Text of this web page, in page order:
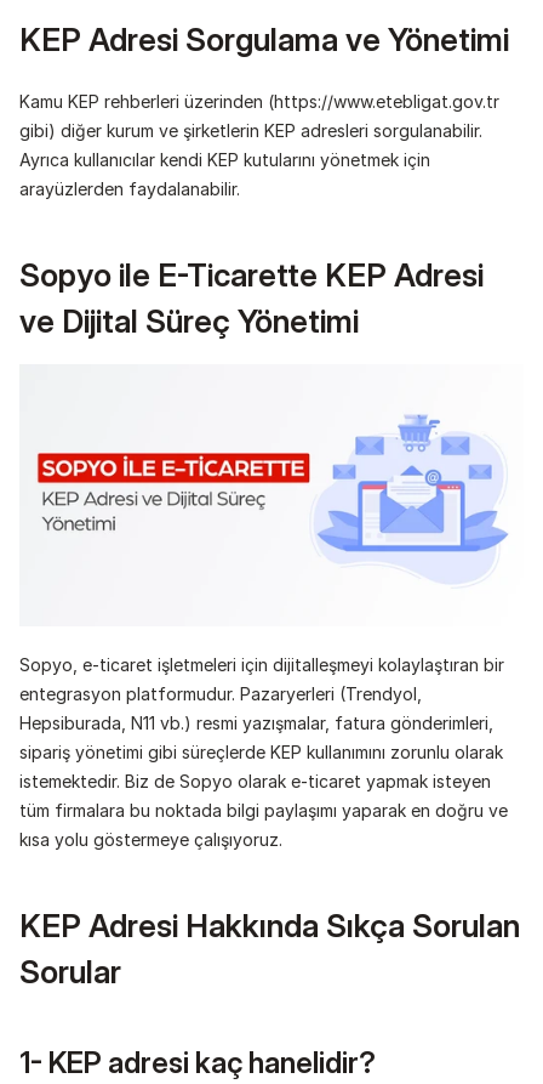
KEP Adresi Sorgulama ve Yönetimi
Kamu KEP rehberleri üzerinden (https://www.etebligat.gov.tr
gibi) diğer kurum ve şirketlerin KEP adresleri sorgulanabilir.
Ayrıca kullanıcılar kendi KEP kutularını yönetmek için
arayüzlerden faydalanabilir.
Sopyo ile E-Ticarette KEP Adresi
ve Dijital Süreç Yönetimi
Sopyo, e-ticaret işletmeleri için dijitalleşmeyi kolaylaştıran bir
entegrasyon platformudur. Pazaryerleri (Trendyol,
Hepsiburada, N11 vb.) resmi yazışmalar, fatura gönderimleri,
sipariş yönetimi gibi süreçlerde KEP kullanımını zorunlu olarak
istemektedir. Biz de Sopyo olarak e-ticaret yapmak isteyen
tüm firmalara bu noktada bilgi paylaşımı yaparak en doğru ve
kısa yolu göstermeye çalışıyoruz.
KEP Adresi Hakkında Sıkça Sorulan
Sorular
1- KEP adresi kaç hanelidir?